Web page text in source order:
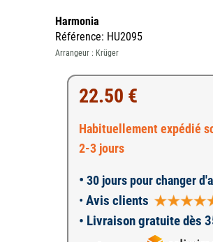
Harmonia
Référence: HU2095
Arrangeur : Krüger
22.50 €
Habituellement expédié
2-3 jours
• 30 jours pour changer
• Avis clients
• Livraison gratuite dès